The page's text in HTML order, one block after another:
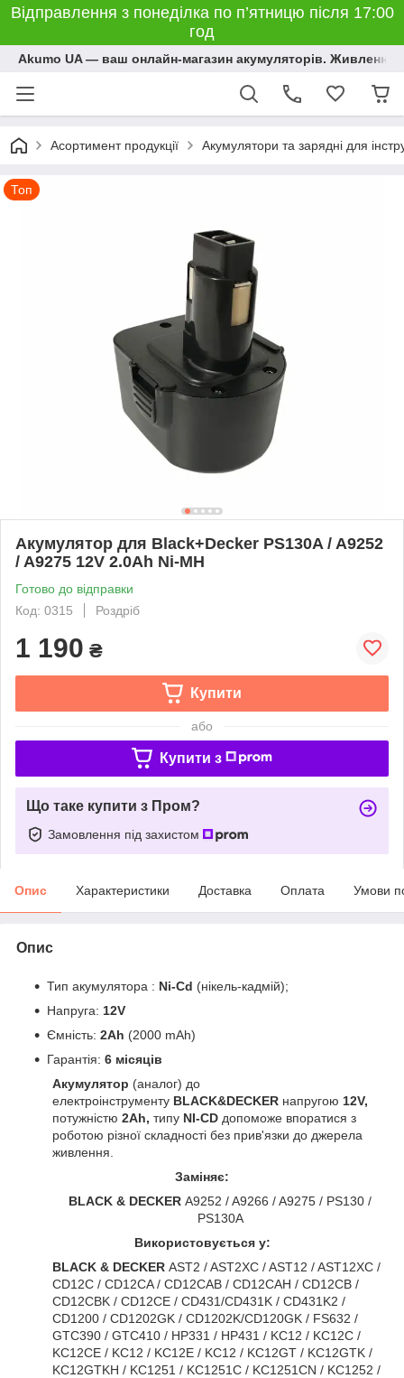
Відправлення з понеділка по п’ятницю після 17:00
год
Akumo UA — ваш онлайн-магазин акумуляторів. Живлення,
Асортимент продукції Акумулятори та зарядні для
Топ
Акумулятор для Black+Decker PS130A / A9252
/ A9275 12V 2.0Ah Ni-MH
Готово до відправки
Код: 0315
Роздріб
1 190 ₴
Купити
або
Купити з
Що таке купити з Пром?
Замовлення під захистом
Опис Характеристики Доставка Оплата Умови
Опис
Тип акумулятора : Ni-Cd (нікель-кадмій);
Напруга: 12V
Ємність: 2Ah (2000 mAh)
Гарантія: 6 місяців
Акумулятор (аналог) до
електроінструменту BLACK&DECKER напругою 12V,
потужністю 2Ah, типу NI-CD допоможе впоратися з
роботою різної складності без прив'язки до джерела
живлення.
Заміняє:
BLACK & DECKER A9252 / A9266 / A9275 / PS130 /
PS130A
Використовується у:
BLACK & DECKER AST2 / AST2XC / AST12 / AST12XC /
CD12C / CD12CA / CD12CAB / CD12CAH / CD12CB /
CD12CBK / CD12CE / CD431/CD431K / CD431K2 /
CD1200 / CD1202GK / CD1202K/CD120GK / FS632 /
GTC390 / GTC410 / HP331 / HP431 / KC12 / KC12C /
KC12CE / KC12 / KC12E / KC12 / KC12GT / KC12GTK /
KC12GTKH / KC1251 / KC1251C / KC1251CN / KC1252 /